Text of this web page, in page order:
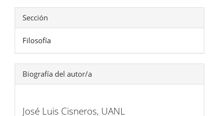
Sección
Filosofía
Biografía del autor/a
José Luis Cisneros, UANL